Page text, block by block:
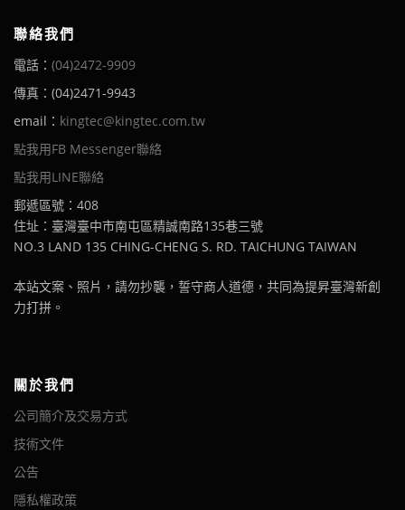
聯絡我們
電話： (04)2472-9909
傳真：(04)2471-9943
email： kingtec@kingtec.com.tw
點我用FB Messenger聯絡
點我用LINE聯絡
郵遞區號：408
住址：臺灣臺中市南屯區精誠南路135巷三號
NO.3 LAND 135 CHING-CHENG S. RD. TAICHUNG TAIWAN
本站文案、照片，請勿抄襲，誓守商人道德，共同為提昇臺灣新創
力打拼。
關於我們
公司簡介及交易方式
技術文件
公告
隱私權政策